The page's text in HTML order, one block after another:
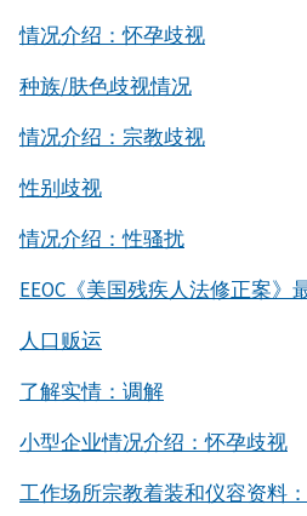
情况介绍：怀孕歧视
种族/肤色歧视情况
情况介绍：宗教歧视
性别歧视
情况介绍：性骚扰
EEOC《美国残疾人法修正案》
人口贩运
了解实情：调解
小型企业情况介绍：怀孕歧视
工作场所宗教着装和仪容资料